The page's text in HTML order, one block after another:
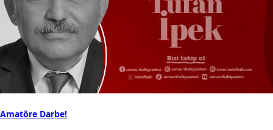
Amatöre Darbe!